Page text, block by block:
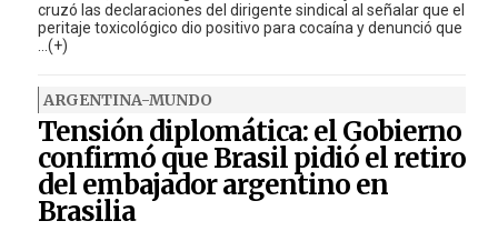
cruzó las declaraciones del dirigente sindical al señalar que el
peritaje toxicológico dio positivo para cocaína y denunció que
...(+)
ARGENTINA-MUNDO
Tensión diplomática: el Gobierno
confirmó que Brasil pidió el retiro
del embajador argentino en
Brasilia